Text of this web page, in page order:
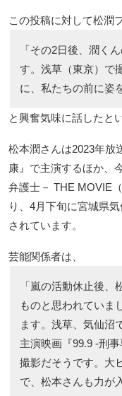
この投稿に対して松潤
「その2日後、潤く
す。浅草（東京）で
に、私たちの前に姿
と興奮気味に話したと
松本潤さんは2023年放
康』で主演するほか、
弁護士－ THE MOVIE
り、4月下旬に宮城県
されています。
芸能関係者は、
「嵐の活動休止後
ものと思われていま
ます。浅草、気仙沼
主演映画『99.9 -刑
撮影だそうです。大
で、松本さんも力が